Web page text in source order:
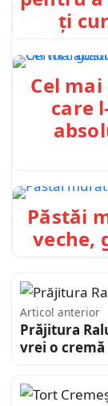
ți
Cel
care
Păstăi
veche,
Articol anterior
Prăjitura
vrei o cremă